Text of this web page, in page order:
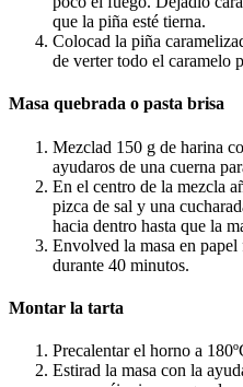
que la piña esté tierna.
Colocad la piña
de verter todo el caramelo
Masa quebrada o pasta brisa
Mezclad 150 g de harina
ayudaros de una cuerna
En el centro de la mezcla
pizca de sal y una
hacia dentro hasta que la
Envolved la masa en
durante 40 minutos.
Montar la tarta
Precalentar el horno a
Estirad la masa con la